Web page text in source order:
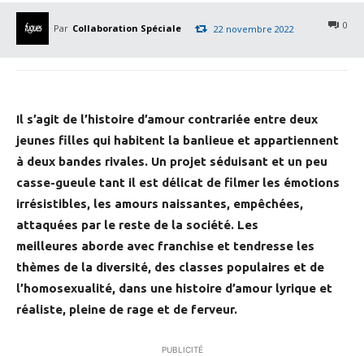
Par Collaboration Spéciale 0
22 novembre 2022
Il s’agit de l’histoire d’amour contrariée entre deux
jeunes filles qui habitent la banlieue et appartiennent
à deux bandes rivales. Un projet séduisant et un peu
casse-gueule tant il est délicat de filmer les émotions
irrésistibles, les amours naissantes, empêchées,
attaquées par le reste de la société. Les
meilleures aborde avec franchise et tendresse les
thèmes de la diversité, des classes populaires et de
l’homosexualité, dans une histoire d’amour lyrique et
réaliste, pleine de rage et de ferveur.
PUBLICITÉ